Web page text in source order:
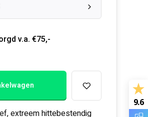
v.a. €75,-
extreem hittebestendig
9.6